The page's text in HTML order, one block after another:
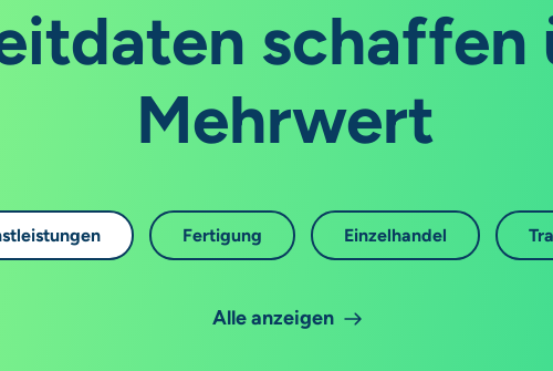
schaffen
Mehrwert
Alle anzeigen
Fertigung Einzelhandel